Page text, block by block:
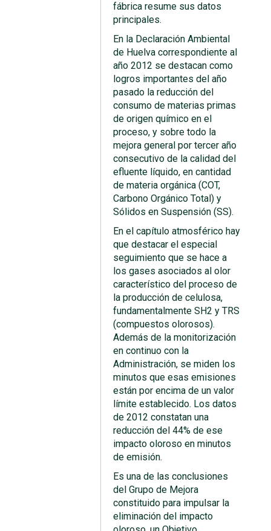
fábrica resume sus datos
principales.
En la Declaración Ambiental
de Huelva correspondiente al
año 2012 se destacan como
logros importantes del año
pasado la reducción del
consumo de materias primas
de origen químico en el
proceso, y sobre todo la
mejora general por tercer año
consecutivo de la calidad del
efluente líquido, en cantidad
de materia orgánica (COT,
Carbono Orgánico Total) y
Sólidos en Suspensión (SS).
En el capítulo atmosférico hay
que destacar el especial
seguimiento que se hace a
los gases asociados al olor
característico del proceso de
la producción de celulosa,
fundamentalmente SH2 y TRS
(compuestos olorosos).
Además de la monitorización
en continuo con la
Administración, se miden los
minutos que esas emisiones
están por encima de un valor
límite establecido. Los datos
de 2012 constatan una
reducción del 44% de ese
impacto oloroso en minutos
de emisión.
Es una de las conclusiones
del Grupo de Mejora
constituido para impulsar la
eliminación del impacto